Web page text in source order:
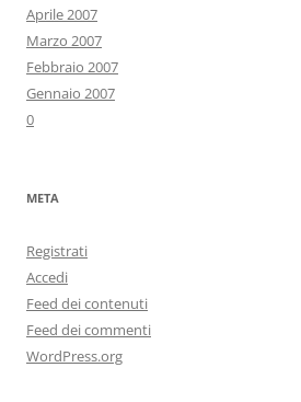
Aprile 2007
Marzo 2007
Febbraio 2007
Gennaio 2007
0
META
Registrati
Accedi
Feed dei contenuti
Feed dei commenti
WordPress.org